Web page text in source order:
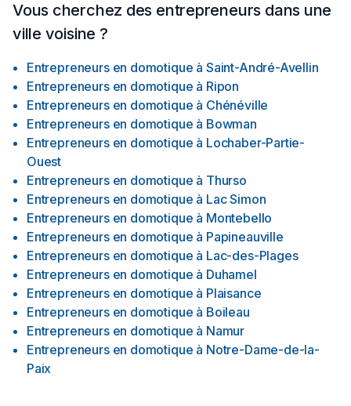
Vous cherchez des entrepreneurs dans une
ville voisine ?
Entrepreneurs en domotique à Saint-André-Avellin
Entrepreneurs en domotique à Ripon
Entrepreneurs en domotique à Chénéville
Entrepreneurs en domotique à Bowman
Entrepreneurs en domotique à Lochaber-Partie-
Ouest
Entrepreneurs en domotique à Thurso
Entrepreneurs en domotique à Lac Simon
Entrepreneurs en domotique à Montebello
Entrepreneurs en domotique à Papineauville
Entrepreneurs en domotique à Lac-des-Plages
Entrepreneurs en domotique à Duhamel
Entrepreneurs en domotique à Plaisance
Entrepreneurs en domotique à Boileau
Entrepreneurs en domotique à Namur
Entrepreneurs en domotique à Notre-Dame-de-la-
Paix